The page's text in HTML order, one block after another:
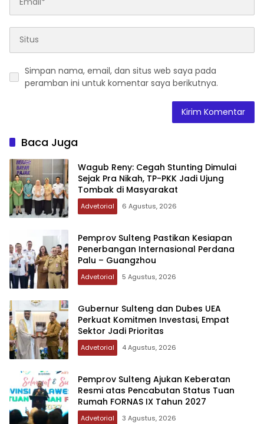
Simpan nama, email, dan situs web saya pada
peramban ini untuk komentar saya berikutnya.
Baca Juga
Wagub Reny: Cegah Stunting Dimulai
Sejak Pra Nikah, TP-PKK Jadi Ujung
Tombak di Masyarakat
Advetorial 6 Agustus, 2026
Pemprov Sulteng Pastikan Kesiapan
Penerbangan Internasional Perdana
Palu – Guangzhou
Advetorial 5 Agustus, 2026
Gubernur Sulteng dan Dubes UEA
Perkuat Komitmen Investasi, Empat
Sektor Jadi Prioritas
Advetorial 4 Agustus, 2026
Pemprov Sulteng Ajukan Keberatan
Resmi atas Pencabutan Status Tuan
Rumah FORNAS IX Tahun 2027
Advetorial 3 Agustus, 2026